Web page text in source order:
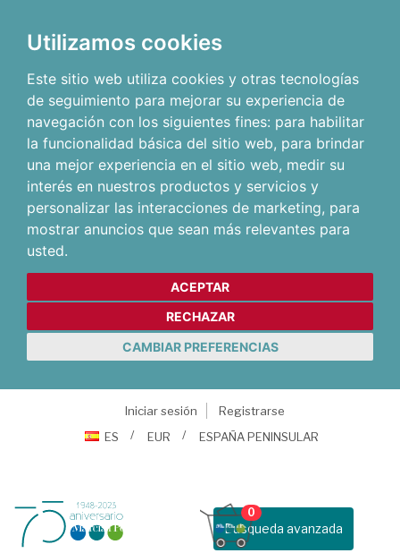
Utilizamos cookies
Este sitio web utiliza cookies y otras tecnologías
de seguimiento para mejorar su experiencia de
navegación con los siguientes fines: para habilitar
la funcionalidad básica del sitio web, para brindar
una mejor experiencia en el sitio web, medir su
interés en nuestros productos y servicios y
personalizar las interacciones de marketing, para
mostrar anuncios que sean más relevantes para
usted.
ACEPTAR
RECHAZAR
CAMBIAR PREFERENCIAS
Iniciar sesión
Registrarse
ES
EUR ESPAÑA PENINSULAR
Busqueda avanzada
0